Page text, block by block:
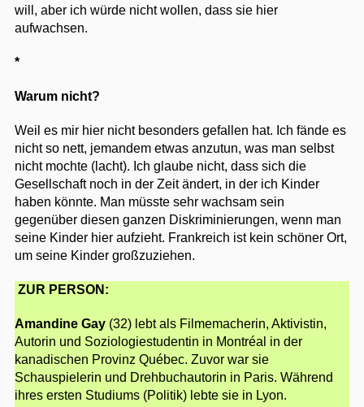
will, aber ich würde nicht wollen, dass sie hier
aufwachsen.
*
Warum nicht?
Weil es mir hier nicht besonders gefallen hat. Ich fände es
nicht so nett, jemandem etwas anzutun, was man selbst
nicht mochte (lacht). Ich glaube nicht, dass sich die
Gesellschaft noch in der Zeit ändert, in der ich Kinder
haben könnte. Man müsste sehr wachsam sein
gegenüber diesen ganzen Diskriminierungen, wenn man
seine Kinder hier aufzieht. Frankreich ist kein schöner Ort,
um seine Kinder großzuziehen.
ZUR PERSON:
Amandine Gay (32) lebt als Filmemacherin, Aktivistin,
Autorin und Soziologiestudentin in Montréal in der
kanadischen Provinz Québec. Zuvor war sie
Schauspielerin und Drehbuchautorin in Paris. Während
ihres ersten Studiums (Politik) lebte sie in Lyon.